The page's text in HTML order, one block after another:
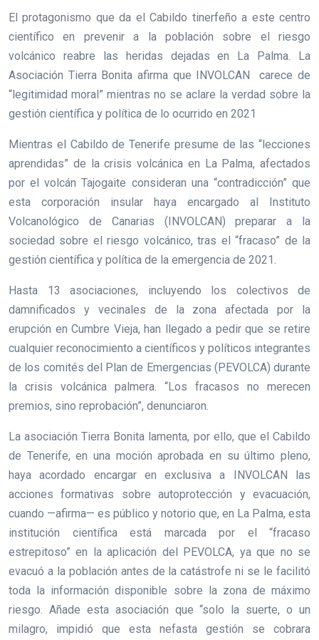
El protagonismo que da el Cabildo tinerfeño a este centro
científico en prevenir a la población sobre el riesgo
volcánico reabre las heridas dejadas en La Palma. La
Asociación Tierra Bonita afirma que INVOLCAN carece de
“legitimidad moral” mientras no se aclare la verdad sobre la
gestión científica y política de lo ocurrido en 2021
Mientras el Cabildo de Tenerife presume de las “lecciones
aprendidas” de la crisis volcánica en La Palma, afectados
por el volcán Tajogaite consideran una “contradicción” que
esta corporación insular haya encargado al Instituto
Volcanológico de Canarias (INVOLCAN) preparar a la
sociedad sobre el riesgo volcánico, tras el “fracaso” de la
gestión científica y política de la emergencia de 2021.
Hasta 13 asociaciones, incluyendo los colectivos de
damnificados y vecinales de la zona afectada por la
erupción en Cumbre Vieja, han llegado a pedir que se retire
cualquier reconocimiento a científicos y políticos integrantes
de los comités del Plan de Emergencias (PEVOLCA) durante
la crisis volcánica palmera. “Los fracasos no merecen
premios, sino reprobación”, denunciaron.
La asociación Tierra Bonita lamenta, por ello, que el Cabildo
de Tenerife, en una moción aprobada en su último pleno,
haya acordado encargar en exclusiva a INVOLCAN las
acciones formativas sobre autoprotección y evacuación,
cuando —afirma— es público y notorio que, en La Palma, esta
institución científica está marcada por el “fracaso
estrepitoso” en la aplicación del PEVOLCA, ya que no se
evacuó a la población antes de la catástrofe ni se le facilitó
toda la información disponible sobre la zona de máximo
riesgo. Añade esta asociación que “solo la suerte, o un
milagro, impidió que esta nefasta gestión se cobrara